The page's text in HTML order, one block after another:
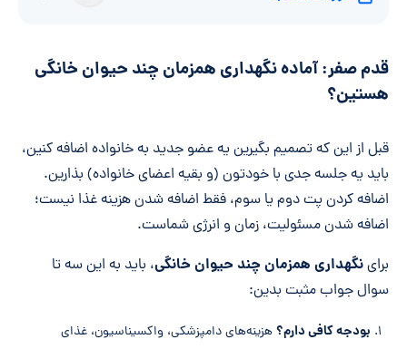
قدم صفر: آماده نگهداری همزمان چند حیوان خانگی
هستین؟
قبل از این که تصمیم بگیرین یه عضو جدید به خانواده اضافه کنین،
باید یه جلسه جدی با خودتون (و بقیه اعضای خانواده) بذارین.
اضافه کردن پت دوم یا سوم، فقط اضافه شدن هزینه غذا نیست؛
اضافه شدن مسئولیت، زمان و انرژی شماست.
براینگهداری همزمان چند حیوان خانگی، باید به این سه تا
سوال جواب مثبت بدین:
بودجه کافی دارم؟هزینه‌های دامپزشکی، واکسیناسیون، غذای